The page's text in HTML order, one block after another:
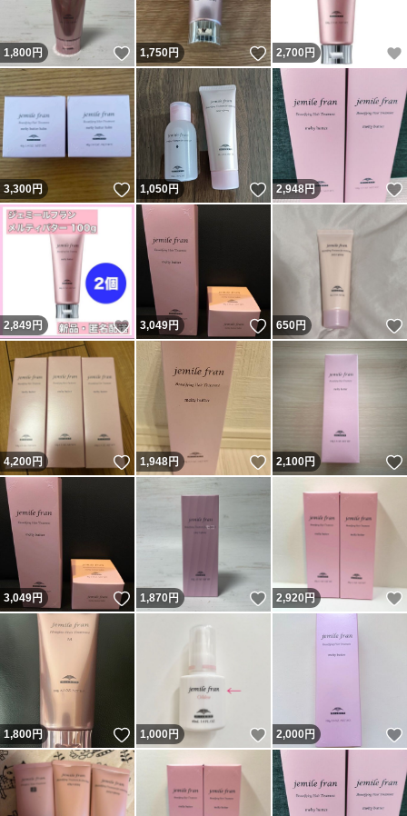
1,800円 いいね！
1,750円 いいね！
2,700 円
3,300円 いいね！
1,050円 いいね！
2,948円
2,849円 いいね！
3,049円 いいね！
650円
4,200円 いいね！
1,948円 いいね！
2,100円
3,049円 いいね！
1,870円 いいね！
2,920円
1,800円 いいね！
1,000円 いいね！
2,000円